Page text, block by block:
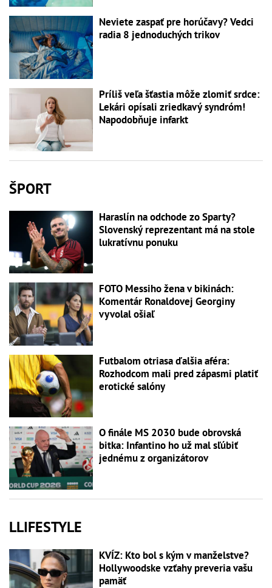
Neviete zaspať pre horúčavy? Vedci
radia 8 jednoduchých trikov
Príliš veľa šťastia môže zlomiť srdce:
Lekári opísali zriedkavý syndróm!
Napodobňuje infarkt
ŠPORT
Haraslín na odchode zo Sparty?
Slovenský reprezentant má na stole
lukratívnu ponuku
FOTO Messiho žena v bikinách:
Komentár Ronaldovej Georginy
vyvolal ošiaľ
Futbalom otriasa ďalšia aféra:
Rozhodcom mali pred zápasmi platiť
erotické salóny
O finále MS 2030 bude obrovská
bitka: Infantino ho už mal sľúbiť
jednému z organizátorov
LLIFESTYLE
KVÍZ: Kto bol s kým v manželstve?
Hollywoodske vzťahy preveria vašu
pamäť